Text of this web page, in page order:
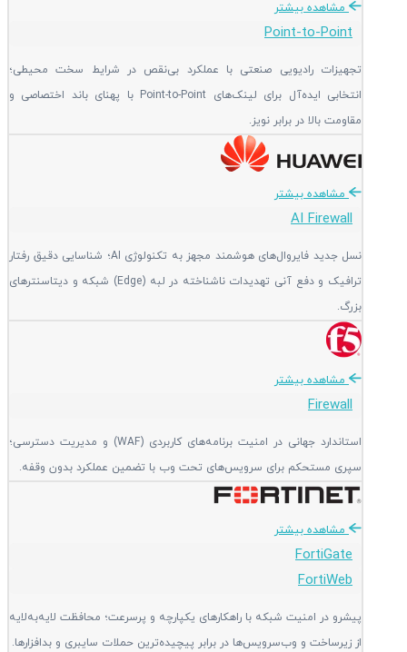
مشاهده بیشتر
Point-to-Point
تجهیزات رادیویی صنعتی با عملکرد بی‌نقص در شرایط سخت محیطی؛
انتخابی ایده‌آل برای لینک‌های Point-to-Point با پهنای باند اختصاصی و
مقاومت بالا در برابر نویز.
مشاهده بیشتر
AI Firewall
نسل جدید فایروال‌های هوشمند مجهز به تکنولوژی AI؛ شناسایی دقیق رفتار
ترافیک و دفع آنی تهدیدات ناشناخته در لبه (Edge) شبکه و دیتاسنترهای
بزرگ.
مشاهده بیشتر
Firewall
استاندارد جهانی در امنیت برنامه‌های کاربردی (WAF) و مدیریت دسترسی؛
سپری مستحکم برای سرویس‌های تحت وب با تضمین عملکرد بدون وقفه.
مشاهده بیشتر
FortiGate
FortiWeb
پیشرو در امنیت شبکه با راهکارهای یکپارچه و پرسرعت؛ محافظت لایه‌به‌لایه
از زیرساخت و وب‌سرویس‌ها در برابر پیچیده‌ترین حملات سایبری و بدافزارها.